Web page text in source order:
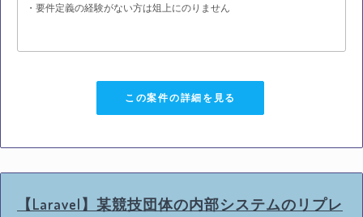
・要件定義の経験がない方は俎上にのりません
この案件の詳細を見る
【Laravel】某競技団体の内部システムのリプレ